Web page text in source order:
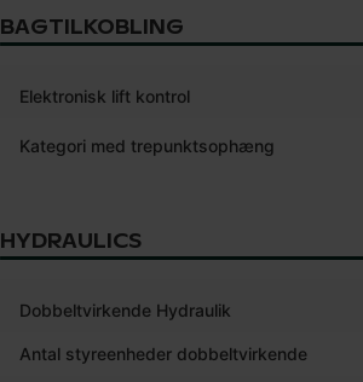
BAGTILKOBLING
Elektronisk lift kontrol
Kategori med trepunktsophæng
HYDRAULICS
Dobbeltvirkende Hydraulik
Antal styreenheder dobbeltvirkende